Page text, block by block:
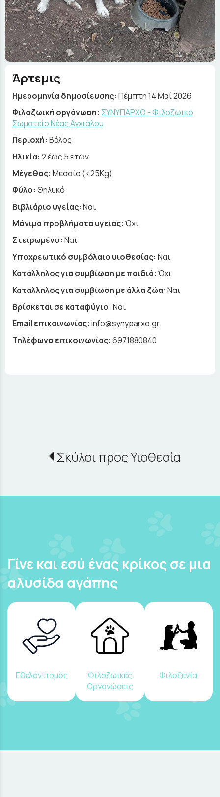
Άρτεμις
Ημερομηνία δημοσίευσης: Πέμπτη 14 Μαΐ 2026
Φιλοζωική οργάνωση: ΣΥΝΥΠΑΡΧΩ - Φιλοζωικό
Σωματείο Νέας Αγχιάλου
Περιοχή: Βόλος
Ηλικία: 2 έως 5 ετών
Μέγεθος: Μεσαίο (<25Kg)
Φύλο: Θηλυκό
Βιβλιάριο υγείας: Ναι
Μόνιμα προβλήματα υγείας: Όχι
Στειρωμένο: Ναι
Υποχρεωτικό συμβόλαιο υιοθεσίας: Ναι
Κατάλληλος για συμβίωση με παιδιά: Όχι
Καταλληλος για συμβίωση με άλλα ζώα: Ναι
Βρίσκεται σε καταφύγιο: Ναι
Email επικοινωνίας: info@synyparxo.gr
Τηλέφωνο επικοινωνίας: 6971880840
Σκύλοι προς Υιοθεσία
Γίνε και εσύ ένας κρίκος σε μια
αλυσίδα αγάπης
Εθελοντισμός
Φιλοζωικές
Οργανώσεις
Φιλοξενία